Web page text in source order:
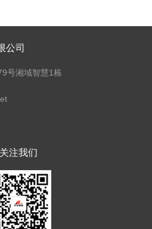
公司
号湘域智慧1栋
关注我们